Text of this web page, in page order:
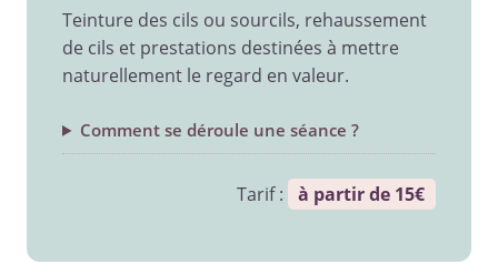
Teinture des cils ou sourcils, rehaussement
de cils et prestations destinées à mettre
naturellement le regard en valeur.
Comment se déroule une séance ?
Tarif : à partir de 15€